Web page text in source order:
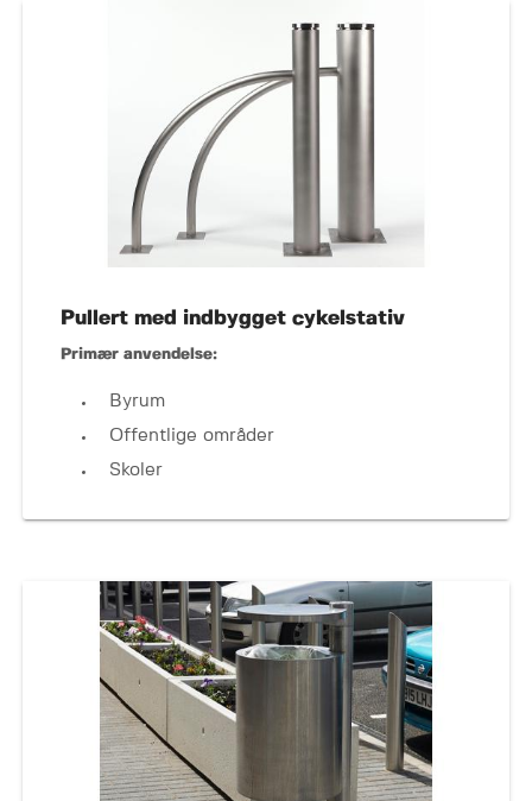
Pullert med indbygget cykelstativ
Primær anvendelse:
Byrum
Offentlige områder
Skoler